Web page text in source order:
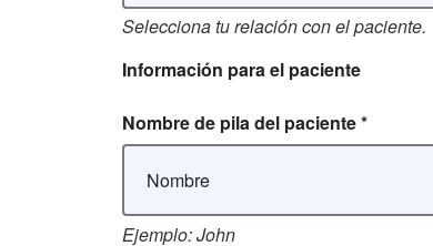
Selecciona tu relación con el paciente.
Información para el paciente
Nombre de pila del paciente*
Ejemplo: John